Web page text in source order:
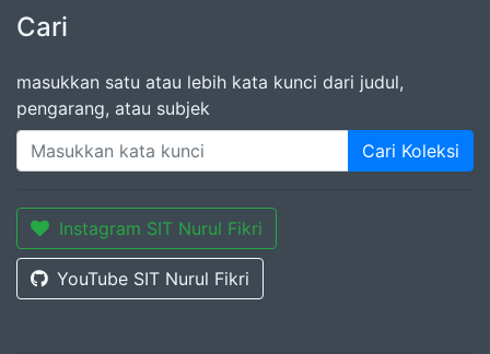
Cari
masukkan satu atau lebih kata kunci dari judul,
pengarang, atau subjek
Cari Koleksi
Instagram SIT Nurul Fikri
YouTube SIT Nurul Fikri